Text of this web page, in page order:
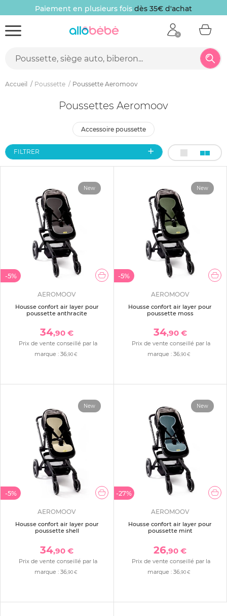
Paiement en plusieurs fois dès 35€ d'achat
Accueil Poussette Poussette Aeromoov
Poussettes Aeromoov
accessoire poussette
FILTRER
-5%
New
AEROMOOV
Housse confort air layer pour
poussette anthracite
34,90 €
Prix de vente conseillé par la
marque : 36,90 €
-5%
New
AEROMOOV
Housse confort air layer pour
poussette moss
34,90 €
Prix de vente conseillé par la
marque :36,90 €
-5%
New
AEROMOOV
Housse confort air layer pour
poussette shell
34,90 €
Prix de vente conseillé par la
marque : 36,90 €
-27%
New
AEROMOOV
Housse confort air layer pour
poussette mint
26,90 €
Prix de vente conseillé par la
marque :36 ,90 €